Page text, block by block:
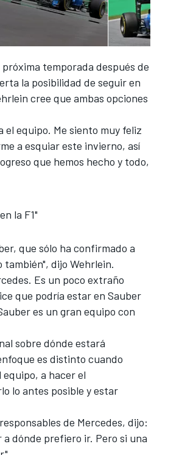
temporada después de
la posibilidad de seguir en
cree que ambas opciones
equipo. Me siento muy feliz
a esquiar este invierno, así
que hemos hecho y todo,
la F1"
que sólo ha confirmado a
también", dijo Wehrlein.
Es un poco extraño
que podría estar en Sauber
es un gran equipo con
sobre dónde estará
es distinto cuando
a hacer el
lo antes posible y estar
de Mercedes, dijo:
a dónde prefiero ir. Pero si una